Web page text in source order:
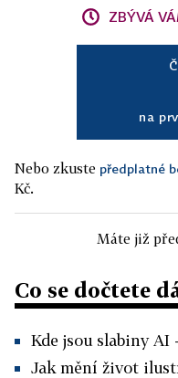
ZBÝVÁ
na
Nebo zkuste předplatné
Kč.
Máte již
Co se dočtete
Kde jsou slabiny AI
Jak mění život